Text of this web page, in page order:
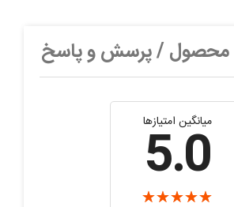
محصول / پرسش و پاسخ
میانگین امتیازها
5.0